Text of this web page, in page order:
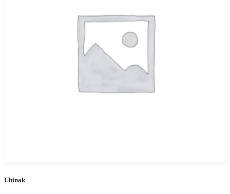
Uhinak